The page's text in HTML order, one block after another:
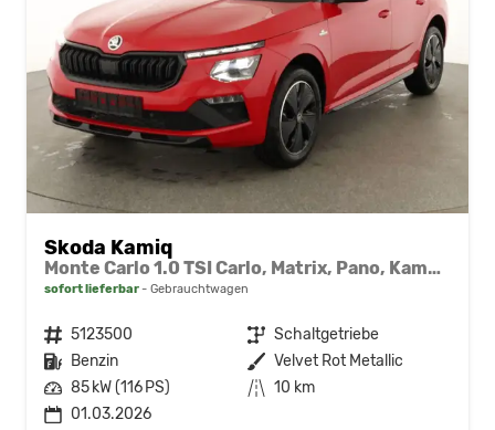
Skoda Kamiq
Monte Carlo 1.0 TSI Carlo, Matrix, Pano, Kamera, Winter, 17-Zoll
sofort lieferbar Gebrauchtwagen
Fahrzeugnr. 5123500 Getriebe Schaltgetriebe
Kraftstoff Benzin Außenfarbe Velvet Rot Metallic
Leistung 85 kW (116 PS) Kilometerstand 10 km
01.03.2026